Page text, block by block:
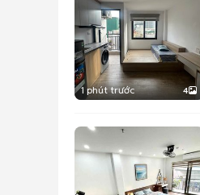
1 phút trước 4